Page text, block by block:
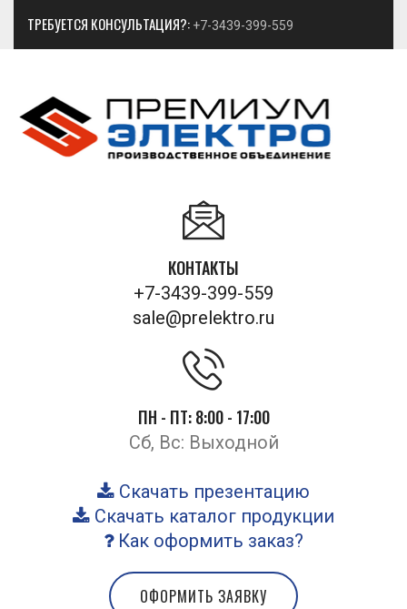
ТРЕБУЕТСЯ КОНСУЛЬТАЦИЯ?: +7-3439-399-559
КОНТАКТЫ
+7-3439-399-559
sale@prelektro.ru
ПН - ПТ: 8:00 - 17:00
Сб, Вс: Выходной
Скачать презентацию
Скачать каталог продукции
Как оформить заказ?
ОФОРМИТЬ ЗАЯВКУ